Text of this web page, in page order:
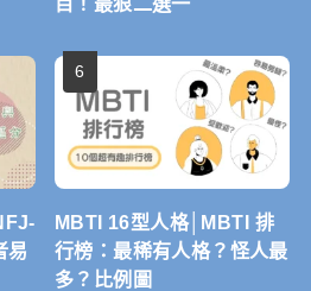
易
MBTI 16型人格│MBTI 排
行榜：最稀有人格？怪人最
多？比例圖